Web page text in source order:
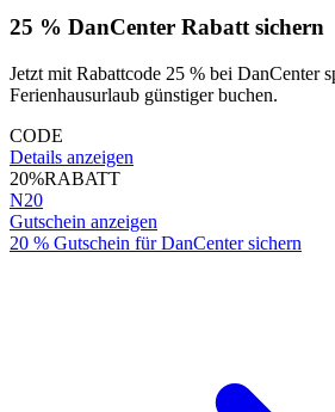
25 % DanCenter Rabatt sichern
Jetzt mit Rabattcode 25 % bei DanCenter
Ferienhausurlaub günstiger buchen.
CODE
Details anzeigen
20%RABATT
N20
Gutschein anzeigen
20 % Gutschein für DanCenter sichern